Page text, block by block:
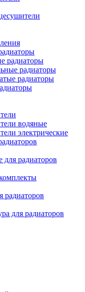
радиаторы
радиаторы
радиаторы
водяные
электрические
радиаторов
радиаторов
для радиаторов